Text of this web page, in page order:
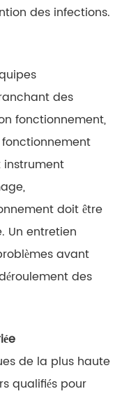
des infections.
des
fonctionnement,
instrument
doit être
Un entretien
avant
des
de la plus haute
qualifiés pour